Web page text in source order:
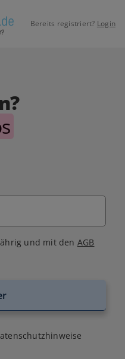
Bereits registriert? Login
und mit den AGB